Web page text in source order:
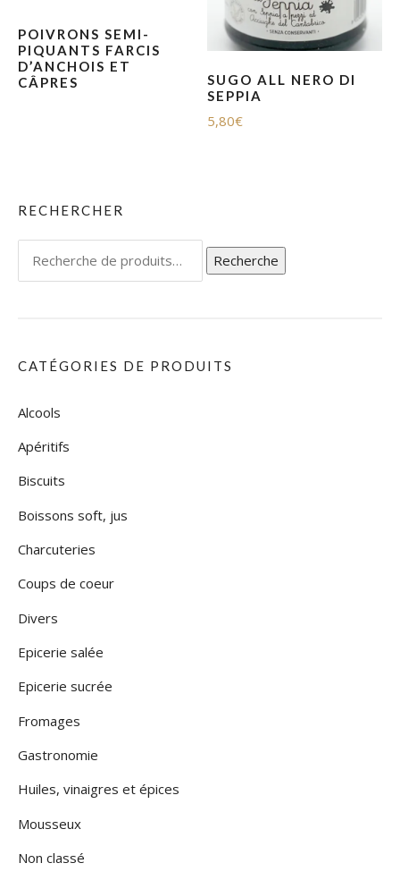
POIVRONS SEMI-
PIQUANTS FARCIS
D’ANCHOIS ET
CÂPRES
SUGO ALL NERO DI
SEPPIA
5,80€
RECHERCHER
Recherche
CATÉGORIES DE PRODUITS
Alcools
Apéritifs
Biscuits
Boissons soft, jus
Charcuteries
Coups de coeur
Divers
Epicerie salée
Epicerie sucrée
Fromages
Gastronomie
Huiles, vinaigres et épices
Mousseux
Non classé